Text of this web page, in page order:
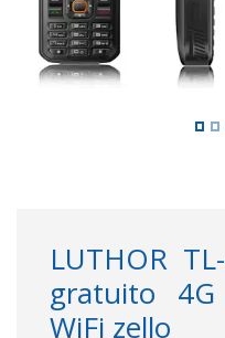
LUTHOR
gratuito
WiFi zello